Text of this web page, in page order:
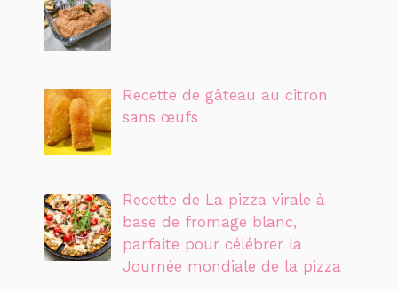
Recette de gâteau au citron
sans œufs
Recette de La pizza virale à
base de fromage blanc,
parfaite pour célébrer la
Journée mondiale de la pizza